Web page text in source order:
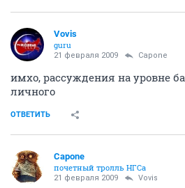
Vovis
guru
21 февраля 2009 Capone
имхо, рассуждения на уровне
личного
ОТВЕТИТЬ
Capone
почетный тролль НГСа
21 февраля 2009 Vovis